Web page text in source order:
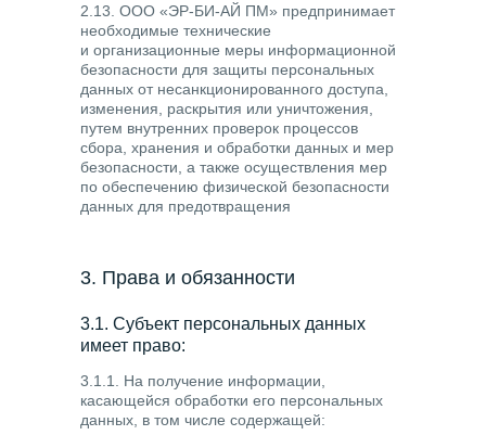
2.13. ООО «ЭР-БИ-АЙ ПМ» предпринимает
необходимые технические
и организационные меры информационной
безопасности для защиты персональных
данных от несанкционированного доступа,
изменения, раскрытия или уничтожения,
путем внутренних проверок процессов
сбора, хранения и обработки данных и мер
безопасности, а также осуществления мер
по обеспечению физической безопасности
данных для предотвращения
персональные данные.
3. Права и обязанности
3.1. Субъект персональных данных
имеет право:
3.1.1. На получение информации,
касающейся обработки его персональных
данных, в том числе содержащей: